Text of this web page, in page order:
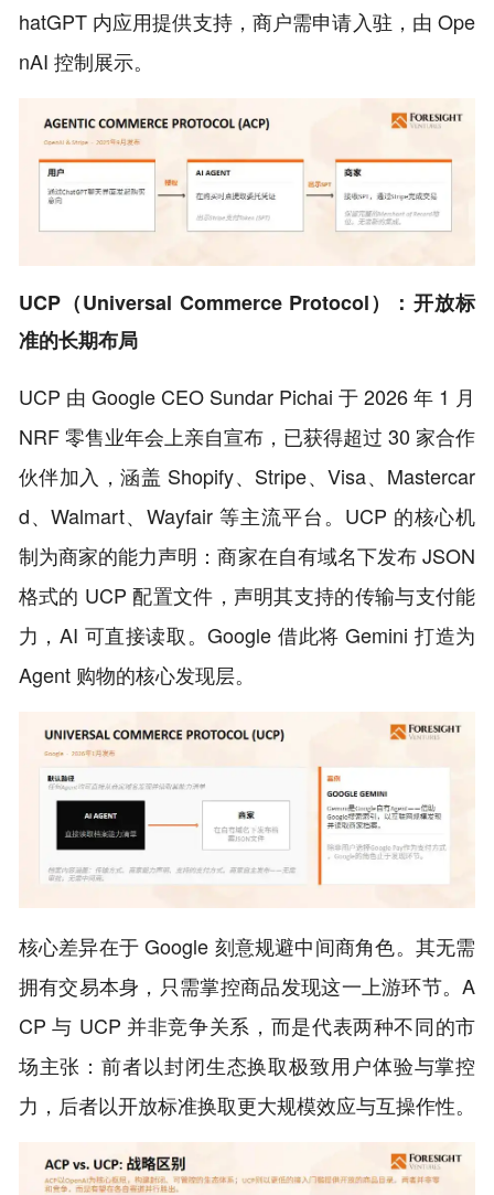
hatGPT 内应用提供支持，商户需申请入驻，由 Ope
nAI 控制展示。
UCP（Universal Commerce Protocol）：开放标
准的长期布局
UCP 由 Google CEO Sundar Pichai 于 2026 年 1 月
NRF 零售业年会上亲自宣布，已获得超过 30 家合作
伙伴加入，涵盖 Shopify、Stripe、Visa、Mastercar
d、Walmart、Wayfair 等主流平台。UCP 的核心机
制为商家的能力声明：商家在自有域名下发布 JSON
格式的 UCP 配置文件，声明其支持的传输与支付能
力，AI 可直接读取。Google 借此将 Gemini 打造为
Agent 购物的核心发现层。
核心差异在于 Google 刻意规避中间商角色。其无需
拥有交易本身，只需掌控商品发现这一上游环节。A
CP 与 UCP 并非竞争关系，而是代表两种不同的市
场主张：前者以封闭生态换取极致用户体验与掌控
力，后者以开放标准换取更大规模效应与互操作性。